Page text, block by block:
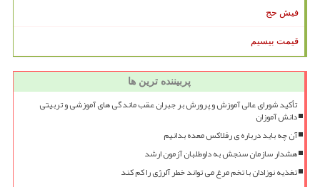
فیش حج
قیمت بیسیم
پربیننده ترین ها
تأکید شورای عالی آموزش و پرورش بر جبران عقب ماندگی های آموزشی و تربیتی
دانش آموزان
آن چه باید درباره ی رفلاکس معده بدانیم
هشدار سازمان سنجش به داوطلبان آزمون ارشد
تغذیه نوزادان با تخم مرغ می تواند خطر آلرژی را کم کند